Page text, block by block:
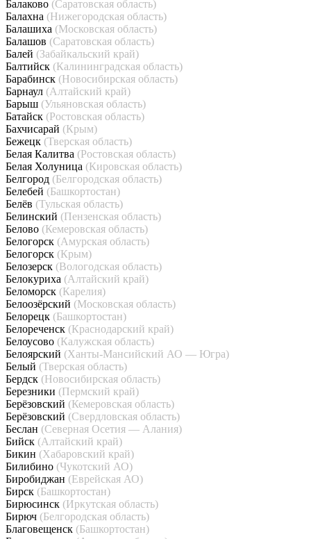
Балаково (Саратовская область)
Балахна (Нижегородская область)
Балашиха (Московская область)
Балашов (Саратовская область)
Балей (Забайкальский край)
Балтийск (Калининградская область)
Барабинск (Новосибирская область)
Барнаул (Алтайский край)
Барыш (Ульяновская область)
Батайск (Ростовская область)
Бахчисарай (Крым)
Бежецк (Тверская область)
Белая Калитва (Ростовская область)
Белая Холуница (Кировская область)
Белгород (Белгородская область)
Белебей (Башкортостан)
Белёв (Тульская область)
Белинский (Пензенская область)
Белово (Кемеровская область)
Белогорск (Амурская область)
Белогорск (Крым)
Белозерск (Вологодская область)
Белокуриха (Алтайский край)
Беломорск (Карелия)
Белоозёрский (Московская область)
Белорецк (Башкортостан)
Белореченск (Краснодарский край)
Белоусово (Калужская область)
Белоярский (Ханты-Мансийский АО — Югра)
Белый (Тверская область)
Бердск (Новосибирская область)
Березники (Пермский край)
Берёзовский (Кемеровская область)
Берёзовский (Свердловская область)
Беслан (Северная Осетия — Алания)
Бийск (Алтайский край)
Бикин (Хабаровский край)
Билибино (Чукотский АО)
Биробиджан (Еврейская АО)
Бирск (Башкортостан)
Бирюсинск (Иркутская область)
Бирюч (Белгородская область)
Благовещенск (Башкортостан)